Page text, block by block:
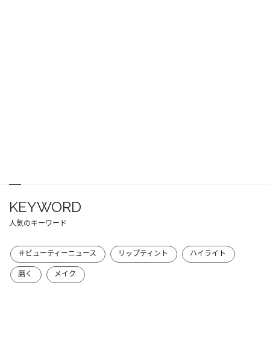
KEYWORD
人気のキーワード
＃ビューティーニュース リップティント
ハイライト
磨く
メイク